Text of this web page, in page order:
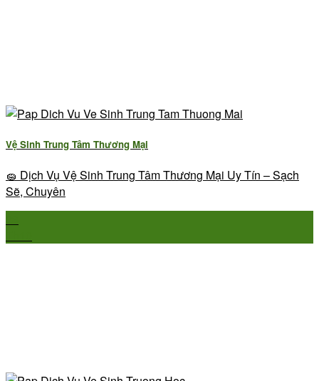
Vệ Sinh Trung Tâm Thương Mại
🧽 Dịch Vụ Vệ Sinh Trung Tâm Thương Mại Uy Tín – Sạch
Sẽ, Chuyên